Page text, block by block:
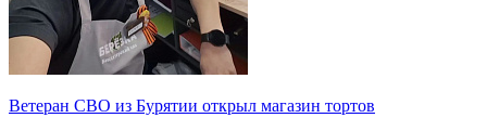
Ветеран СВО из Бурятии открыл магазин тортов